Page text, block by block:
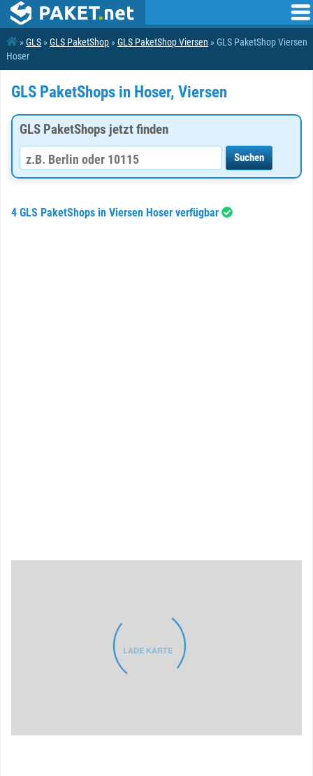
»GLS »GLS PaketShop »GLS PaketShop Viersen » GLS PaketShop Viersen
Hoser
GLS PaketShops in Hoser, Viersen
GLS PaketShops jetzt finden
4 GLS PaketShops in Viersen Hoser verfügbar
LADE KARTE